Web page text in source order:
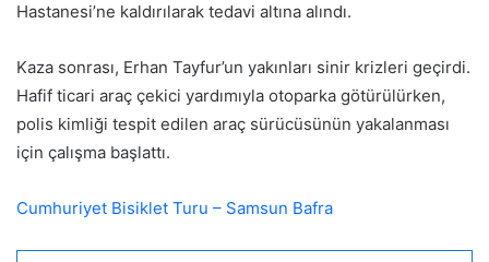
Hastanesi’ne kaldırılarak tedavi altına alındı.
Kaza sonrası, Erhan Tayfur’un yakınları sinir krizleri geçirdi.
Hafif ticari araç çekici yardımıyla otoparka götürülürken,
polis kimliği tespit edilen araç sürücüsünün yakalanması
için çalışma başlattı.
Cumhuriyet Bisiklet Turu – Samsun Bafra